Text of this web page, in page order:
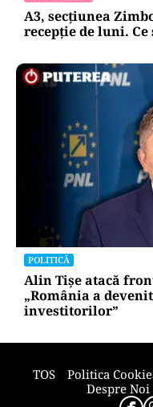
„Mulțam fain, alții
ACTUALITATE
A3, secțiunea
recepție de luni. Ce